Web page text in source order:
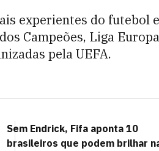
experientes do futebol
Campeões, Liga
pela UEFA.
Sem Endrick, Fifa aponta 10
brasileiros que podem brilhar